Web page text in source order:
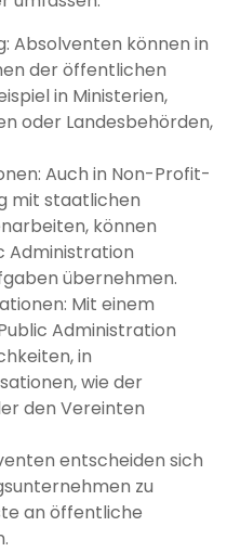
Absolventen können in
der öffentlichen
in Ministerien,
oder Landesbehörden,
Auch in Non-Profit-
mit staatlichen
können
Administration
übernehmen.
Mit einem
Administration
in
wie der
den Vereinten
entscheiden sich
zu
an öffentliche